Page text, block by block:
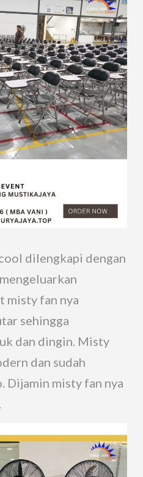
dilengkapi dengan
misty fan nya
sehingga
dan dingin. Misty
dan sudah
Dijamin misty fan nya